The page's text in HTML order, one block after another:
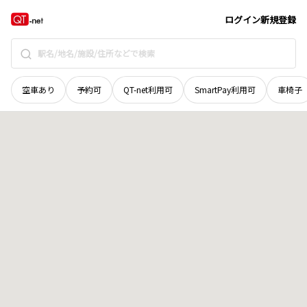
ログイン新規登録
空車あり 予約可 QT-net利用可 SmartPay利用可 車椅子
島根県